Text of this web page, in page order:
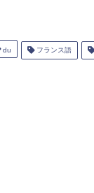
du フランス語